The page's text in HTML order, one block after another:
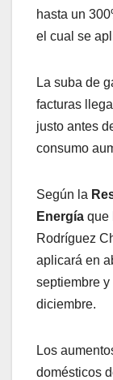
hasta un
el cual se
La suba de
facturas
justo antes
consumo
Según la
Energía que
Rodríguez
aplicará en
septiembre
diciembre.
Los
domésticos